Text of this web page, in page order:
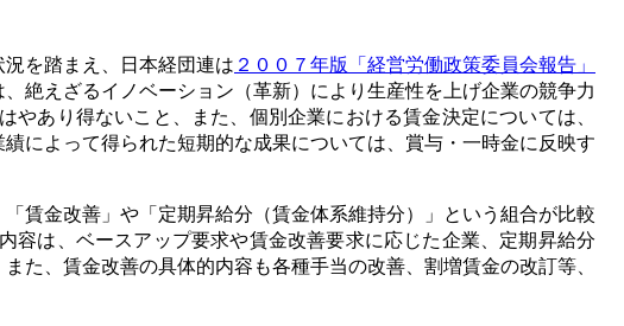
を踏まえ、日本経団連は ２００７年版「経営労働政策委員会報告」
絶えざるイノベーション（革新）により生産性を上げ企業の競争力
あり得ないこと、また、個別企業における賃金決定については、
によって得られた短期的な成果については、賞与・一時金に反映す
賃金改善」や「定期昇給分（賃金体系維持分）」という組合が比較
容は、ベースアップ要求や賃金改善要求に応じた企業、定期昇給分
た、賃金改善の具体的内容も各種手当の改善、割増賃金の改訂等、